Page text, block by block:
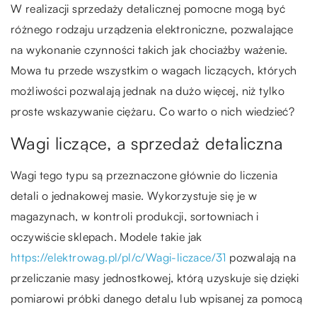
W realizacji sprzedaży detalicznej pomocne mogą być
różnego rodzaju urządzenia elektroniczne, pozwalające
na wykonanie czynności takich jak chociażby ważenie.
Mowa tu przede wszystkim o wagach liczących, których
możliwości pozwalają jednak na dużo więcej, niż tylko
proste wskazywanie ciężaru. Co warto o nich wiedzieć?
Wagi liczące, a sprzedaż detaliczna
Wagi tego typu są przeznaczone głównie do liczenia
detali o jednakowej masie. Wykorzystuje się je w
magazynach, w kontroli produkcji, sortowniach i
oczywiście sklepach. Modele takie jak
https://elektrowag.pl/pl/c/Wagi-liczace/31 pozwalają na
przeliczanie masy jednostkowej, którą uzyskuje się dzięki
pomiarowi próbki danego detalu lub wpisanej za pomocą